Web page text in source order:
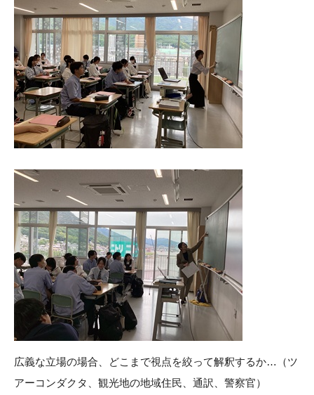
広義な立場の場合、どこまで視点を絞って解釈するか…（ツ
アーコンダクタ、観光地の地域住民、通訳、警察官）